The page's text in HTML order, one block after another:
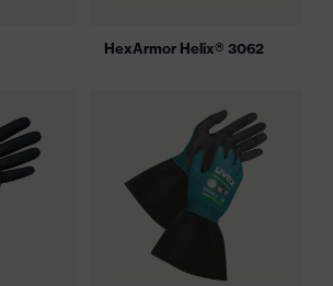
HexArmor Helix® 3062